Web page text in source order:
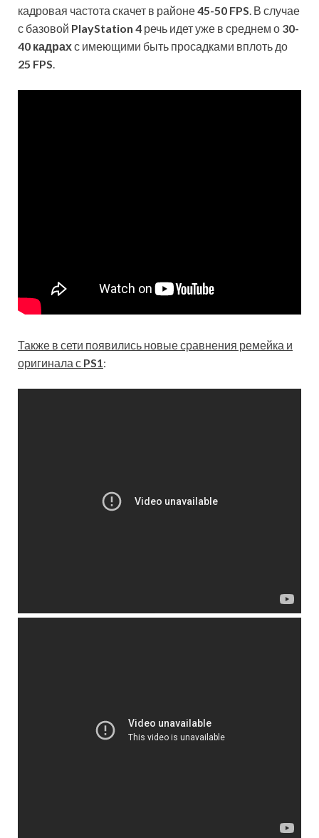
кадровая частота скачет в районе45-50 FPS . В случае
с базовой PlayStation 4 речь идет уже в среднем о 30-
40 кадрахс имеющими быть просадками вплоть до
25 FPS
Также в сети появились новые сравнения ремейка и
оригинала с PS1 :